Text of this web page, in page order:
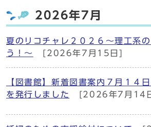
2026年7月
夏のリコチャレ２０２６～理工系
う！～
[2026年7月15日]
【図書館】新着図書案内７月１４
を発行しました
[2026年7月14